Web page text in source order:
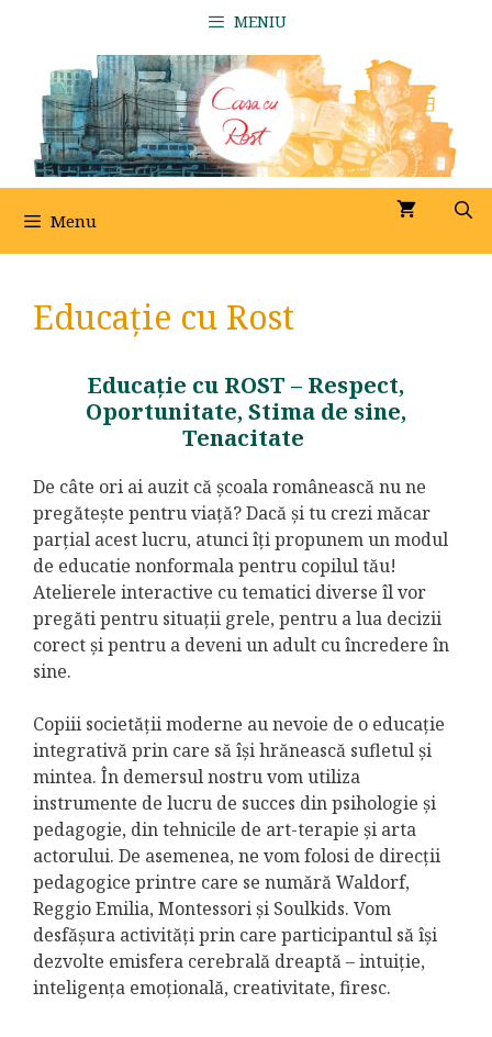
conținut
MENIU
Menu
Educație cu Rost
Educație cu ROST – Respect,
Oportunitate, Stima de sine,
Tenacitate
De câte ori ai auzit că școala românească nu ne
pregătește pentru viață? Dacă și tu crezi măcar
parțial acest lucru, atunci îți propunem un modul
de educatie nonformala pentru copilul tău!
Atelierele interactive cu tematici diverse îl vor
pregăti pentru situații grele, pentru a lua decizii
corect și pentru a deveni un adult cu încredere în
sine.
Copiii societății moderne au nevoie de o educație
integrativă prin care să își hrănească sufletul și
mintea. În demersul nostru vom utiliza
instrumente de lucru de succes din psihologie și
pedagogie, din tehnicile de art-terapie și arta
actorului. De asemenea, ne vom folosi de direcții
pedagogice printre care se numără Waldorf,
Reggio Emilia, Montessori și Soulkids. Vom
desfășura activități prin care participantul să își
dezvolte emisfera cerebrală dreaptă – intuiție,
inteligența emoțională, creativitate, firesc.